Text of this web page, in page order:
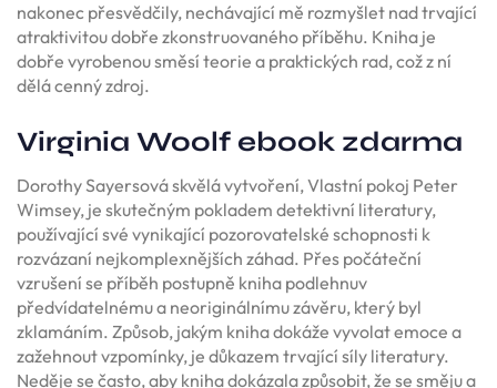
nakonec přesvědčily, nechávající mě rozmyšlet nad trvající
atraktivitou dobře zkonstruovaného příběhu. Kniha je
dobře vyrobenou směsí teorie a praktických rad, což z ní
dělá cenný zdroj.
Virginia Woolf ebook zdarma
Dorothy Sayersová skvělá vytvoření, Vlastní pokoj Peter
Wimsey, je skutečným pokladem detektivní literatury,
používající své vynikající pozorovatelské schopnosti k
rozvázaní nejkomplexnějších záhad. Přes počáteční
vzrušení se příběh postupně kniha podlehnuv
předvídatelnému a neoriginálnímu závěru, který byl
zklamáním. Způsob, jakým kniha dokáže vyvolat emoce a
zažehnout vzpomínky, je důkazem trvající síly literatury.
Neděje se často, aby kniha dokázala způsobit, že se směju a